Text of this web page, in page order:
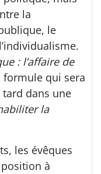
la
le
: l’affaire de
formule qui sera
dans une
la
les évêques
à